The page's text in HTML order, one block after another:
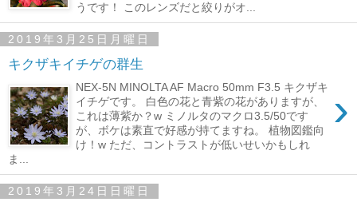
うです！ このレンズだと絞りがオ...
2019年3月25日月曜日
キクザキイチゲの群生
›
NEX-5N MINOLTA AF Macro 50mm F3.5 キクザキ
イチゲです。 白色の花と青紫の花がありますが、
これは薄紫か？w ミノルタのマクロ3.5/50です
が、ボケは素直で好感が持てますね。 植物図鑑向
け！w ただ、コントラストが低いせいかもしれ
ま...
2019年3月24日日曜日